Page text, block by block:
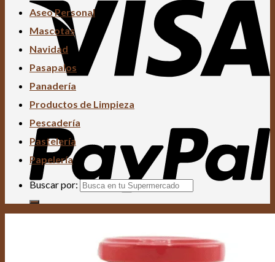
Aseo Personal
Mascotas
Navidad
Pasapalos
Panadería
Productos de Limpieza
Pescadería
Pastelería
Papelería
Buscar por: